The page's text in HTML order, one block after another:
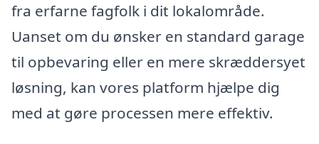
fra erfarne fagfolk i dit lokalområde.
Uanset om du ønsker en standard garage
til opbevaring eller en mere skræddersyet
løsning, kan vores platform hjælpe dig
med at gøre processen mere effektiv.